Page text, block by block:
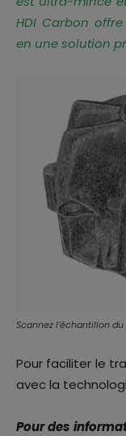
HDI Carbon
en une solution
Scannez l’échantillon
Pour faciliter le
avec la
Pour des